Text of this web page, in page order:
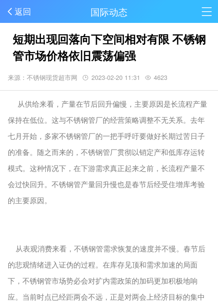
返回 国际动态
短期出现回落向下空间相对有限 不锈钢
管市场价格依旧震荡偏强
来源：不锈钢现货超市网 2023-02-20 11:31 4623
从供给来看，产量在节后回升偏慢，主要原因是长流程产量
保持在低位。这与不锈钢管厂的经营策略调整不无关系。去年
七月开始，多家不锈钢管厂的一把手呼吁要做好长期过苦日子
的准备。随之而来的，不锈钢管厂贯彻以销定产和低库存运转
模式。这种情况下，在下游需求真正起来之前，长流程产量不
会过快回升。不锈钢管产量回升慢也是春节后经受住增库考验
的主要原因。
从表观消费来看，不锈钢管需求恢复的速度并不慢。春节后
的悲观情绪进入证伪的过程。在库存见顶和需求加速的局面
下，不锈钢管市场势必会对扩内需政策的加码更加积极地响
应。当前时点已经距两会不远，正是对两会上经济目标的集中